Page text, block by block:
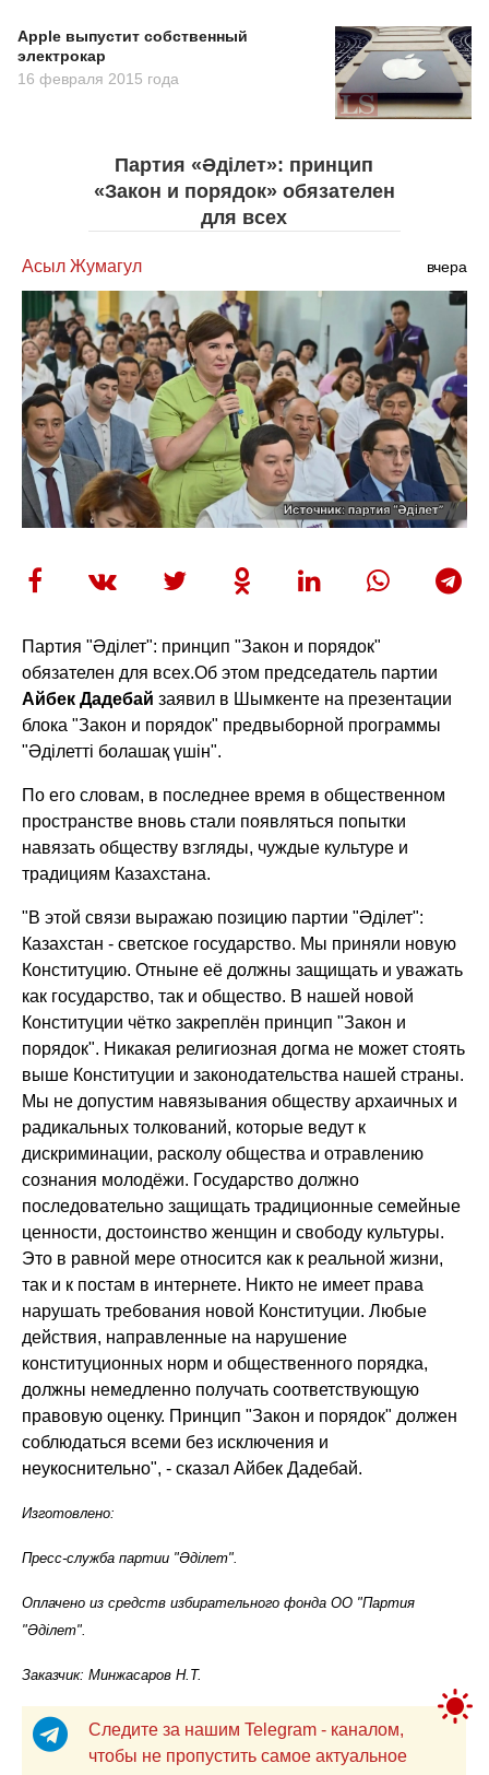
Apple выпустит собственный
электрокар
16 февраля 2015 года
Партия «Әділет»: принцип
«Закон и порядок» обязателен
для всех
Асыл Жумагул вчера
Партия "Әділет": принцип "Закон и порядок"
обязателен для всех.Об этом председатель партии
Айбек Дадебай заявил в Шымкенте на презентации
блока "Закон и порядок" предвыборной программы
"Әділетті болашақ үшін".
По его словам, в последнее время в общественном
пространстве вновь стали появляться попытки
навязать обществу взгляды, чуждые культуре и
традициям Казахстана.
"В этой связи выражаю позицию партии "Әділет":
Казахстан - светское государство. Мы приняли новую
Конституцию. Отныне её должны защищать и уважать
как государство, так и общество. В нашей новой
Конституции чётко закреплён принцип "Закон и
порядок". Никакая религиозная догма не может стоять
выше Конституции и законодательства нашей страны.
Мы не допустим навязывания обществу архаичных и
радикальных толкований, которые ведут к
дискриминации, расколу общества и отравлению
сознания молодёжи. Государство должно
последовательно защищать традиционные семейные
ценности, достоинство женщин и свободу культуры.
Это в равной мере относится как к реальной жизни,
так и к постам в интернете. Никто не имеет права
нарушать требования новой Конституции. Любые
действия, направленные на нарушение
конституционных норм и общественного порядка,
должны немедленно получать соответствующую
правовую оценку. Принцип "Закон и порядок" должен
соблюдаться всеми без исключения и
неукоснительно", - сказал Айбек Дадебай.
Изготовлено:
Пресс-служба партии "Әділет".
Оплачено из средств избирательного фонда ОО "Партия
"Әділет".
Заказчик: Минжасаров Н.Т.
Следите за нашим Telegram - каналом,
чтобы не пропустить самое актуальное